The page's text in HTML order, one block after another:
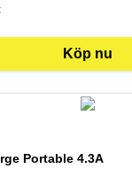
Köp nu
Portable 4.3A